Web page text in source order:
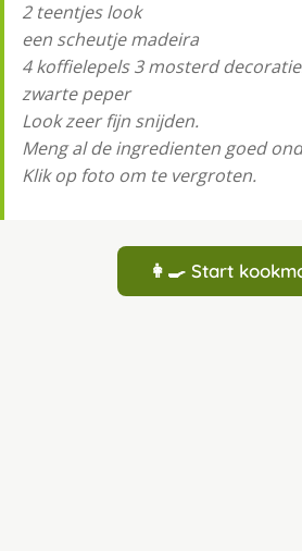
2 teentjes look
een scheutje madeira
4 koffielepels 3 mosterd
zwarte peper
Look zeer fijn snijden.
Meng al de ingredienten goed
Klik op foto om te vergroten.
👩‍🍳 Start